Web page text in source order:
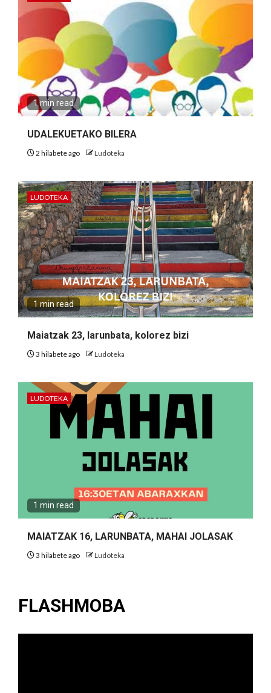
1 min read
UDALEKUETAKO BILERA
2 hilabete ago Ludoteka
LUDOTEKA
1 min read
Maiatzak 23, larunbata, kolorez bizi
3 hilabete ago Ludoteka
LUDOTEKA
1 min read
MAIATZAK 16, LARUNBATA, MAHAI JOLASAK
3 hilabete ago Ludoteka
FLASHMOBA